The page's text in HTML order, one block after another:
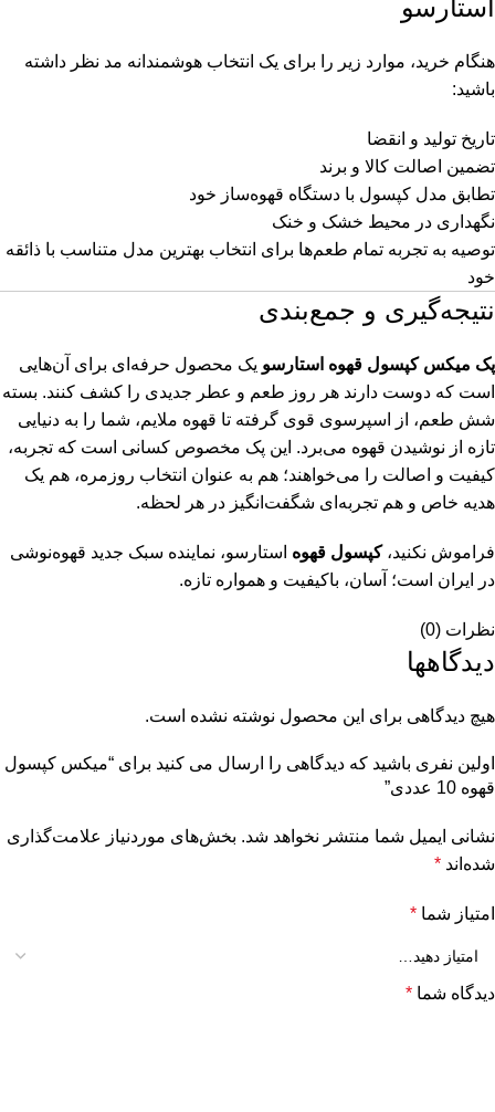
استارسو
هنگام خرید، موارد زیر را برای یک انتخاب هوشمندانه مد نظر داشته
باشید:
تاریخ تولید و انقضا
تضمین اصالت کالا و برند
تطابق مدل کپسول با دستگاه قهوه‌ساز خود
نگهداری در محیط خشک و خنک
توصیه به تجربه تمام طعم‌ها برای انتخاب بهترین مدل متناسب با ذائقه
خود
نتیجه‌گیری و جمع‌بندی
پک میکس کپسول قهوه استارسو یک محصول حرفه‌ای برای آن‌هایی
است که دوست دارند هر روز طعم و عطر جدیدی را کشف کنند. بسته
شش طعم، از اسپرسوی قوی گرفته تا قهوه ملایم، شما را به دنیایی
تازه از نوشیدن قهوه می‌برد. این پک مخصوص کسانی است که تجربه،
کیفیت و اصالت را می‌خواهند؛ هم به عنوان انتخاب روزمره، هم یک
هدیه خاص و هم تجربه‌ای شگفت‌انگیز در هر لحظه.
فراموش نکنید،کپسول قهوه استارسو، نماینده سبک جدید قهوه‌نوشی
در ایران است؛ آسان، باکیفیت و همواره تازه.
نظرات (0)
دیدگاهها
هیچ دیدگاهی برای این محصول نوشته نشده است.
اولین نفری باشید که دیدگاهی را ارسال می کنید برای “میکس کپسول
قهوه 10 عددی”
نشانی ایمیل شما منتشر نخواهد شد. بخش‌های موردنیاز علامت‌گذاری
شده‌اند *
امتیاز شما *
دیدگاه شما *